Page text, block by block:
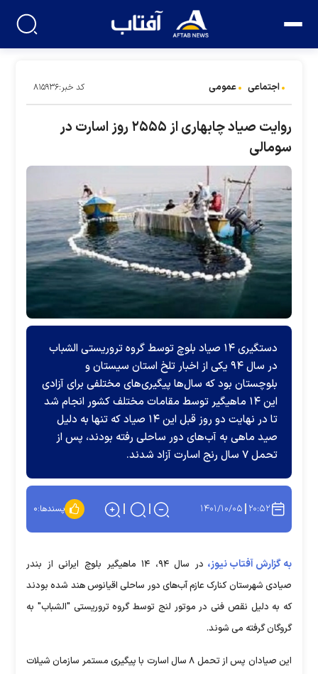
اجتماعی عمومی کد خبر:۸۱۵۹۳۶
روایت صیاد چابهاری از ۲۵۵۵ روز اسارت در
سومالی
دستگیری ۱۴ صیاد بلوچ توسط گروه تروریستی الشباب
در سال ۹۴ یکی از اخبار تلخ استان سیستان و
بلوچستان بود که سال‌ها پیگیری‌های مختلفی برای آزادی
این ۱۴ ماهیگیر توسط مقامات مختلف کشور انجام شد
تا در نهایت دو روز قبل این ۱۴ صیاد که تنها به دلیل
صید ماهی به آب‌های دور ساحلی رفته بودند، پس از
تحمل ۷ سال رنج اسارت آزاد شدند.
۲۰:۵۲ ۱۴۰۱/۱۰/۰۵ پسندها:۰
به گزارش آفتاب نیوز،
در سال ۹۴، ۱۴ ماهیگیر بلوچ ایرانی از بندر
صیادی شهرستان کنارک عازم آب‌های دور ساحلی اقیانوس هند شده بودند
که به دلیل نقص فنی در موتور لنج توسط گروه تروریستی "الشباب" به
گروگان گرفته می شوند.
این صیادان پس از تحمل ۸ سال اسارت با پیگیری مستمر سازمان شیلات